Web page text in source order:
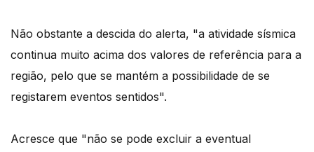
Não obstante a descida do alerta, "a atividade sísmica
continua muito acima dos valores de referência para a
região, pelo que se mantém a possibilidade de se
registarem eventos sentidos".
Acresce que "não se pode excluir a eventual